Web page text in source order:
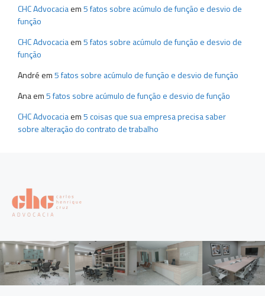
CHC Advocaciaem5 fatos sobre acúmulo de função e desvio de
função
CHC Advocaciaem5 fatos sobre acúmulo de função e desvio de
função
André em5 fatos sobre acúmulo de função e desvio de função
Anaem5 fatos sobre acúmulo de função e desvio de função
CHC Advocaciaem5 coisas que sua empresa precisa saber
sobre alteração do contrato de trabalho